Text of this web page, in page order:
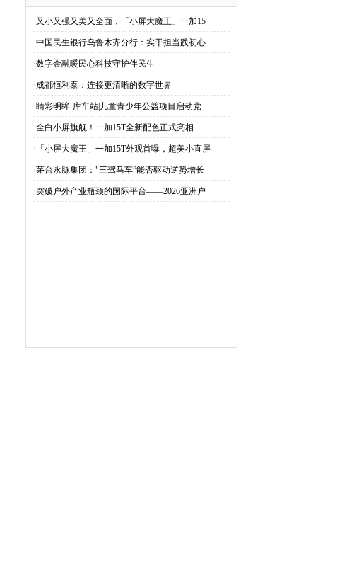
·又小又强又美又全面，「小屏大魔王」一加15
·中国民生银行乌鲁木齐分行：实干担当践初心
·数字金融暖民心科技守护伴民生
·成都恒利泰：连接更清晰的数字世界
·睛彩明眸·库车站|儿童青少年公益项目启动党
·全白小屏旗舰！一加15T全新配色正式亮相
· 「小屏大魔王」一加15T外观首曝，超美小直屏
·茅台永脉集团："三驾马车”能否驱动逆势增长
·突破户外产业瓶颈的国际平台——2026亚洲户